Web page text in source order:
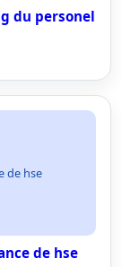
du personel
de hse
de hse